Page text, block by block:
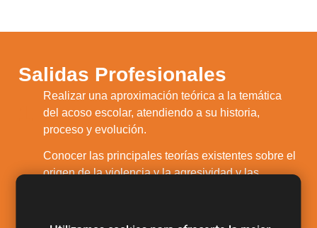
Salidas Profesionales
Realizar una aproximación teórica a la temática
del acoso escolar, atendiendo a su historia,
proceso y evolución.
2.
Conocer las principales teorías existentes sobre el
origen de la violencia y la agresividad y las